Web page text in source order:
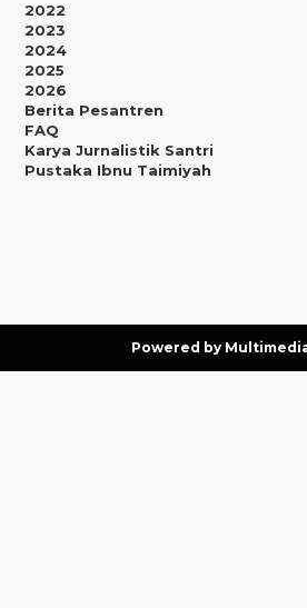
2022
2023
2024
2025
2026
Berita Pesantren
FAQ
Karya Jurnalistik Santri
Pustaka Ibnu Taimiyah
Powered by